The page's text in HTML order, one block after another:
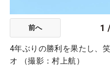
前へ 1
4年ぶりの勝利を果たし、
オ （撮影：村上航）